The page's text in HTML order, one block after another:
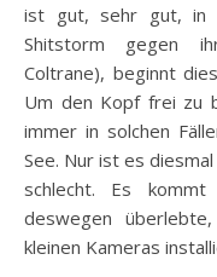
ist gut, sehr gut, in
Shitstorm gegen
Coltrane), beginnt
Um den Kopf frei zu
immer in solchen
See. Nur ist es
schlecht. Es
deswegen
kleinen Kameras